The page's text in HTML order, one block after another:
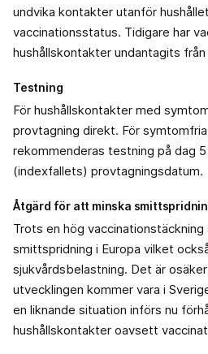
undvika kontakter utanför
vaccinationsstatus. Tidigare har
hushållskontakter undantagits
Testning
För hushållskontakter med
provtagning direkt. För
rekommenderas testning på dag
(indexfallets) provtagningsdatum.
Åtgärd för att minska
Trots en hög vaccinationstäckning
smittspridning i Europa vilket
sjukvårdsbelastning. Det är
utvecklingen kommer vara i
en liknande situation införs nu
hushållskontakter oavsett